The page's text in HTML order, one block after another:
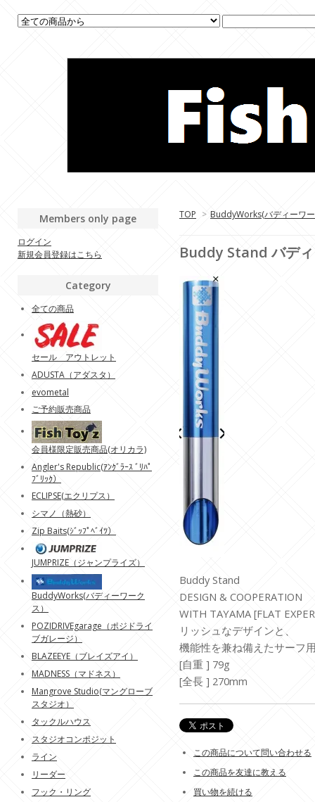
TOP > BuddyWorks(バディーワ
Buddy Stand バデ
Buddy Stand
DESIGN & COOPERATION
WITH TAYAMA [FLAT
リッシュなデザインと、
機能性を兼ね備えたサーフ
[自重 ] 79g
[全長 ] 270mm
この商品について問い合わせる
この商品を友達に教える
買い物を続ける
Members only page
ログイン
新規会員登録はこちら
Category
全ての商品
セール アウトレット
ADUSTA（アダスタ）
evometal
ご予約販売商品
会員様限定販売商品(オリカラ)
Angler's Republic(ｱﾝｸﾞﾗｰｽ ﾞﾘﾊﾟ
ﾌﾞﾘｯｸ）
ECLIPSE(エクリプス）
シマノ（熱砂）
Zip Baits(ｼﾞｯﾌﾟﾍﾞｲﾂ）
JUMPRIZE（ジャンプライズ）
BuddyWorks(バディーワーク
ス）
POZIDRIVEgarage（ポジドライ
ブガレージ）
BLAZEEYE（ブレイズアイ）
MADNESS（マドネス）
Mangrove Studio(マングローブ
スタジオ）
タックルハウス
スタジオコンポジット
ライン
リーダー
フック・リング